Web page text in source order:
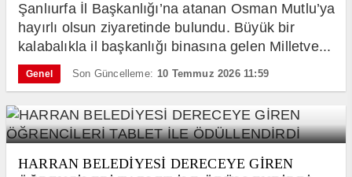
Şanlıurfa İl Başkanlığı’na atanan Osman Mutlu’ya
hayırlı olsun ziyaretinde bulundu. Büyük bir
kalabalıkla il başkanlığı binasına gelen Milletve...
Genel Son Güncelleme: 10 Temmuz 2026 11:59
HARRAN BELEDİYESİ DERECEYE GİREN